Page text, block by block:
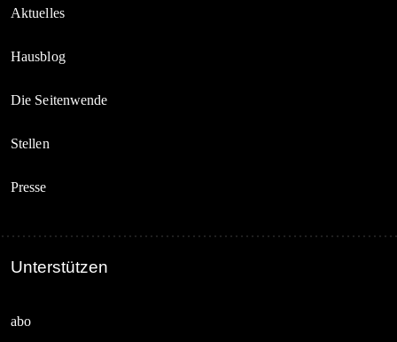
Aktuelles
Hausblog
Die Seitenwende
Stellen
Presse
Unterstützen
abo